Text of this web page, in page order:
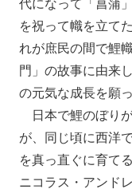
代になって「菖蒲
を祝って幟を立て
れが庶民の間で鯉
門」の故事に由来
の元気な成長を願
日本で鯉のぼり
が、同じ頃に西洋
を真っ直ぐに育て
ニコラス・アンド